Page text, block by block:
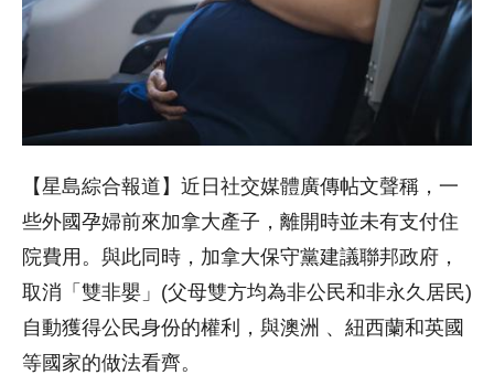
【星島綜合報道】近日社交媒體廣傳帖文聲稱，一
些外國孕婦前來加拿大產子，離開時並未有支付住
院費用。與此同時，加拿大保守黨建議聯邦政府，
取消「雙非嬰」(父母雙方均為非公民和非永久居民)
自動獲得公民身份的權利，與澳洲 、紐西蘭和英國
等國家的做法看齊。